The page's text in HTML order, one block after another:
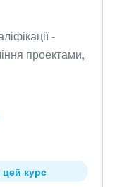
-
проектами,
курс